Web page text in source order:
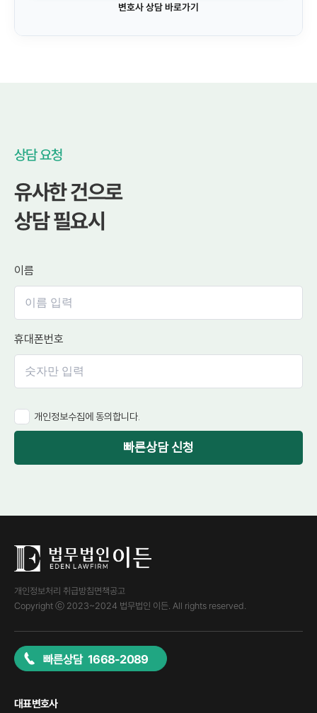
변호사 상담 바로가기
상담 요청
유사한 건으로
상담 필요시
이름
휴대폰번호
개인정보수집에 동의합니다.
빠른상담 신청
개인정보처리 취급방침면책공고
Copyright ⓒ 2023~2024 법무법인 이든. All rights reserved.
빠른상담 1668-2089
대표변호사